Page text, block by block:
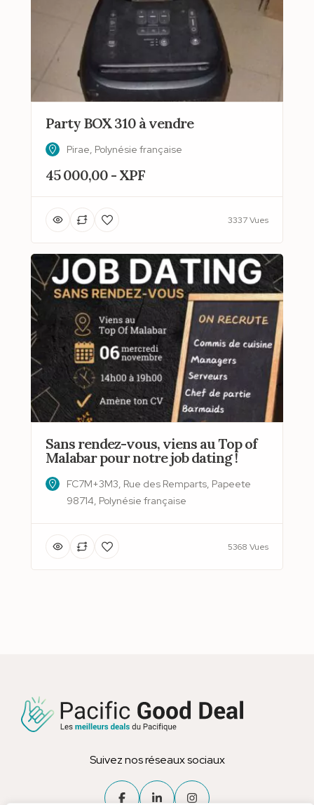
Party BOX 310 à vendre
Pirae, Polynésie française
45 000,00 - XPF
3337 Vues
Sans rendez-vous, viens au Top of
Malabar pour notre job dating !
FC7M+3M3, Rue des Remparts, Papeete
98714, Polynésie française
5368 Vues
Suivez nos réseaux sociaux